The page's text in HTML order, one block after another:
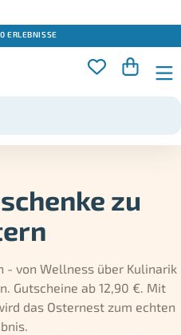
3 JAHRE GÜLTIG
zu
- von Wellness über Kulinarik
Gutscheine ab 12,90 €. Mit
das Osternest zum echten